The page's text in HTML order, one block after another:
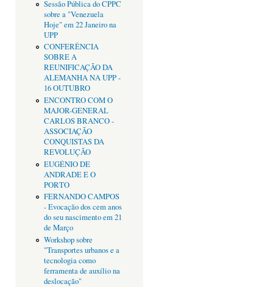
Sessão Pública do CPPC
sobre a "Venezuela
Hoje" em 22 Janeiro na
UPP
CONFERÊNCIA
SOBRE A
REUNIFICAÇÃO DA
ALEMANHA NA UPP -
16 OUTUBRO
ENCONTRO COM O
MAJOR-GENERAL
CARLOS BRANCO -
ASSOCIAÇÃO
CONQUISTAS DA
REVOLUÇÃO
EUGÉNIO DE
ANDRADE E O
PORTO
FERNANDO CAMPOS
- Evocação dos cem anos
do seu nascimento em 21
de Março
Workshop sobre
"Transportes urbanos e a
tecnologia como
ferramenta de auxílio na
deslocação"